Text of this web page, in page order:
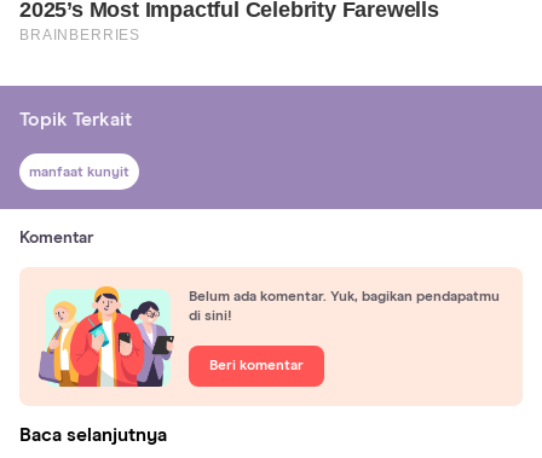
Topik Terkait
manfaat kunyit
Komentar
Belum ada komentar. Yuk, bagikan pendapatmu
di sini!
Beri komentar
Baca selanjutnya